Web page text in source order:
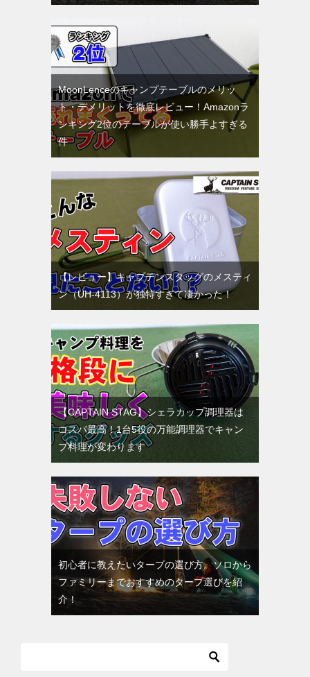
MoonLenceのキャンプテーブルのメリッ
ト・デメリットを徹底レビュー！Amazonラ
ンキング2位のテーブルが使い勝手よすぎる
件
【レビュー】キャプテンスタッグのメスティ
ン（UH-4113）が独特すぎて凄かった！
【CAPTAIN STAG】シェラカップ調理器は
コスパ最高！1台5役の万能調理器でキャン
プ料理が変わります
初心者に教えたいタープの選び方。ソロから
ファミリーまでおすすめのタープ選びを紹
介！